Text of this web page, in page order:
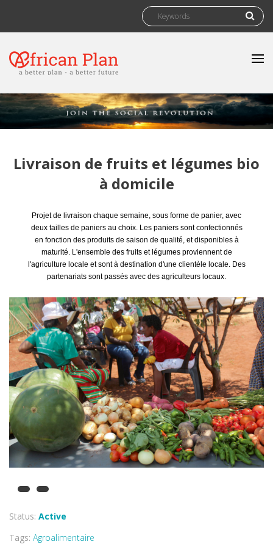
Search form
Search
Livraison de fruits et légumes bio
à domicile
Projet de livraison chaque semaine, sous forme de panier, avec
deux tailles de paniers au choix. Les paniers sont confectionnés
en fonction des produits de saison de qualité, et disponibles à
maturité. L'ensemble des fruits et légumes proviennent de
l'agriculture locale et sont à destination d'une clientèle locale. Des
partenariats sont passés avec des agriculteurs locaux.
Status: Active
Tags: Agroalimentaire